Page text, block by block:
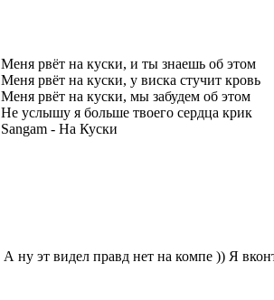
Меня рвёт на куски, и ты знаешь об этом
Меня рвёт на куски, у виска стучит кровь
Меня рвёт на куски, мы забудем об этом
Не услышу я больше твоего сердца крик
Sangam - На Куски
А ну эт видел правд нет на компе )) Я